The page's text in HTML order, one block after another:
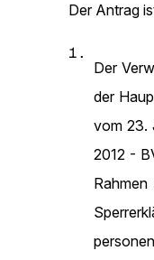
Der Antrag
1.
Der
der
vom 23.
2012 -